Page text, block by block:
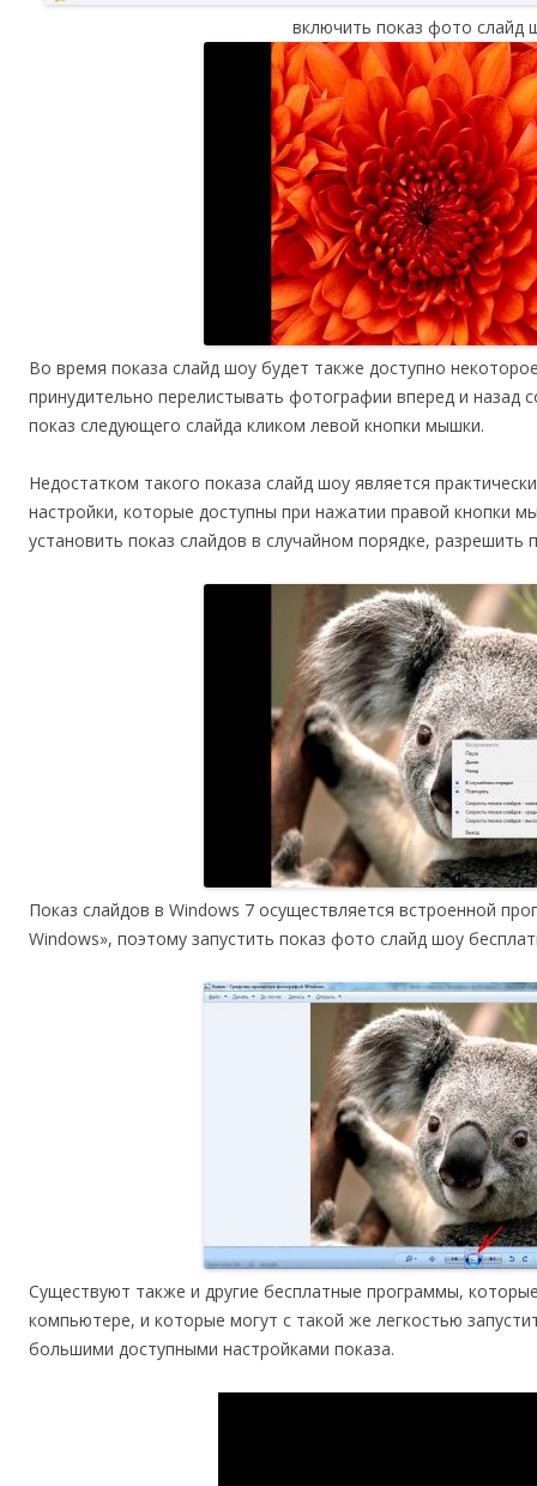
включить показ фото слайд
Во время показа слайд шоу будет также доступно
принудительно перелистывать фотографии вперед и
показ следующего слайда кликом левой кнопки мышки.
Недостатком такого показа слайд шоу является
настройки, которые доступны при нажатии правой кнопки
установить показ слайдов в случайном порядке, разрешить
Показ слайдов в Windows 7 осуществляется встроенной
Windows», поэтому запустить показ фото слайд шоу
Существуют также и другие бесплатные программы,
компьютере, и которые могут с такой же легкостью
большими доступными настройками показа.